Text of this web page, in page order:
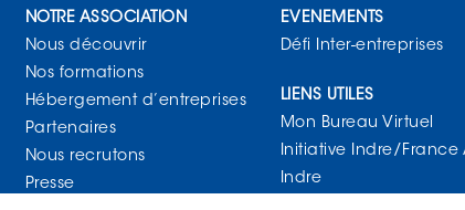
NOTRE ASSOCIATION
Nous découvrir
Nos formations
Hébergement d’entreprises
Partenaires
Nous recrutons
Presse
EVENEMENTS
Défi Inter-entreprises
LIENS UTILES
Mon Bureau Virtuel
Initiative Indre/France
Indre